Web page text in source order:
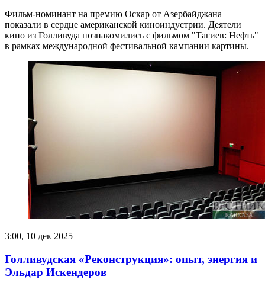
Фильм-номинант на премию Оскар от Азербайджана
показали в сердце американской киноиндустрии. Деятели
кино из Голливуда познакомились с фильмом "Тагиев: Нефть"
в рамках международной фестивальной кампании картины.
3:00, 10 дек 2025
Голливудская «Реконструкция»: опыт, энергия и
Эльдар Искендеров